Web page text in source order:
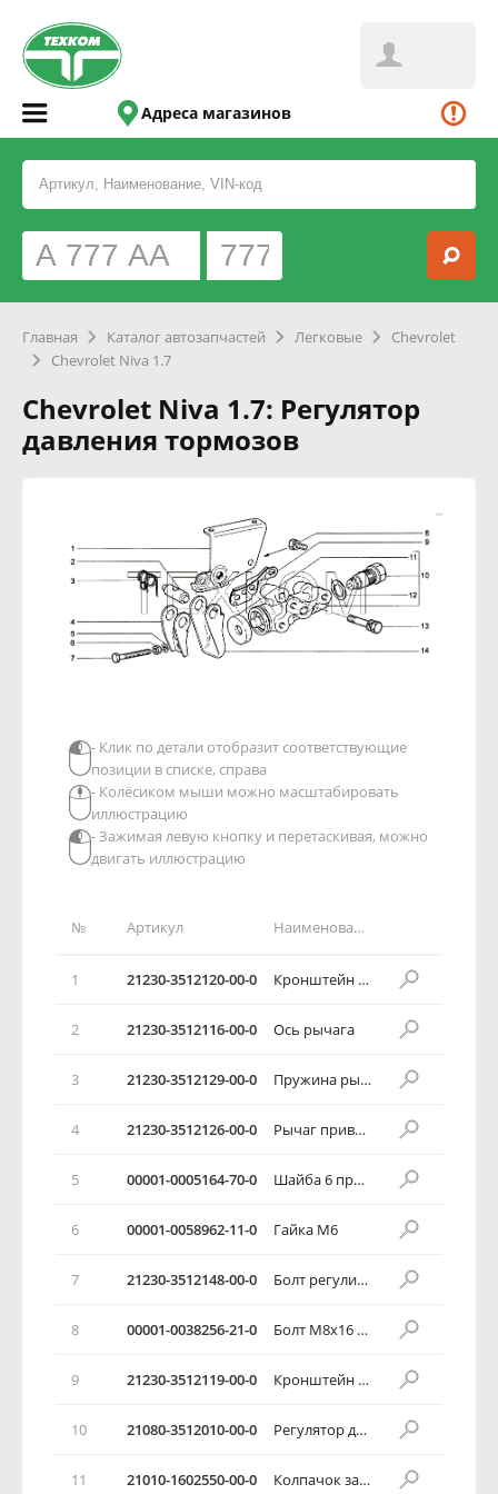
Адреса магазинов
Главная Каталог автозапчастей Легковые
Chevrolet
Chevrolet Niva 1.7
Chevrolet Niva 1.7: Регулятор
давления тормозов
№ Артикул Наименование детали
1 21230-3512120-00-0 Кронштейн регулятора давления
2 21230-3512116-00-0 Ось рычага
3 21230-3512129-00-0 Пружина рычага
4 21230-3512126-00-0 Рычаг привода регулятора
5 00001-0005164-70-0 Шайба 6 пружинная
6 00001-0058962-11-0 Гайка М6
7 21230-3512148-00-0 Болт регулировочный регулятора давления
8 00001-0038256-21-0 Болт М8х16 с пружинной шайбой
9 21230-3512119-00-0 Кронштейн привода регулятора давления
10 21080-3512010-00-0 Регулятор давления в сборе
11 21010-1602550-00-0 Колпачок защитный
- Клик по детали отобразит соответствующие
позиции в списке, справа
- Колёсиком мыши можно масштабировать
иллюстрацию
- Зажимая левую кнопку и перетаскивая, можно
двигать иллюстрацию